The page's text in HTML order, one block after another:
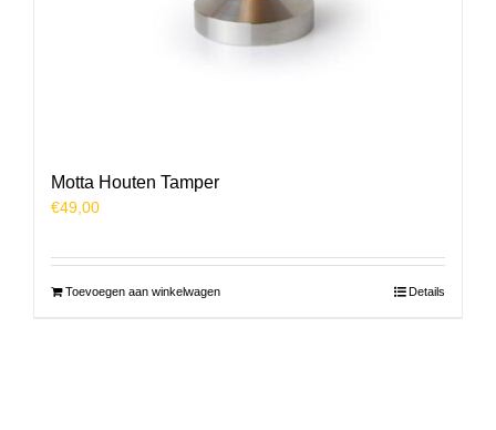
Motta Houten Tamper
€49,00
Toevoegen aan winkelwagen Details